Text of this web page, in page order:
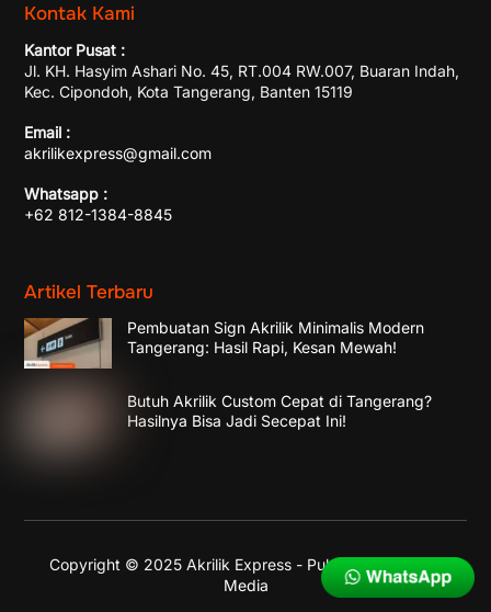
Kontak Kami
Kantor Pusat :
Jl. KH. Hasyim Ashari No. 45, RT.004 RW.007, Buaran Indah,
Kec. Cipondoh, Kota Tangerang, Banten 15119
Email :
akrilikexpress@gmail.com
Whatsapp :
+62 812-1384-8845
Artikel Terbaru
Pembuatan Sign Akrilik Minimalis Modern
Tangerang: Hasil Rapi, Kesan Mewah!
Butuh Akrilik Custom Cepat di Tangerang?
Hasilnya Bisa Jadi Secepat Ini!
Copyright © 2025 Akrilik Express - Published by
Media